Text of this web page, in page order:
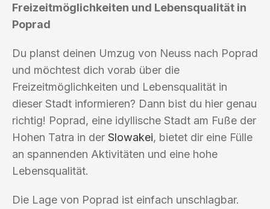
Freizeitmöglichkeiten und Lebensqualität in
Poprad
Du planst deinen Umzug von Neuss nach Poprad
und möchtest dich vorab über die
Freizeitmöglichkeiten und Lebensqualität in
dieser Stadt informieren? Dann bist du hier genau
richtig! Poprad, eine idyllische Stadt am Fuße der
Hohen Tatra in der Slowakei, bietet dir eine Fülle
an spannenden Aktivitäten und eine hohe
Lebensqualität.
Die Lage von Poprad ist einfach unschlagbar.